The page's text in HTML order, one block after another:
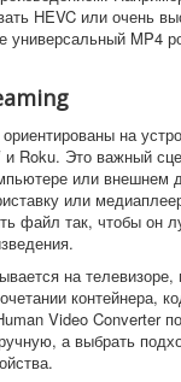
HEVC или очень
универсальный MP4
на
Roku. Это важный
или внешнем
или
файл так, чтобы он
на
контейнера,
Video Converter
а выбрать